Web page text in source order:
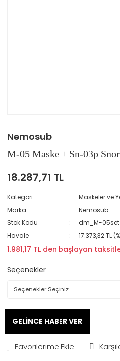
Nemosub
M-05 Maske + Sn-03p
18.287,71 TL
Kategori
Maskeler ve
Marka
Nemosub
Stok Kodu
dm_M-05set
Havale
17.373,32 TL
1.981,17 TL den başlayan
Seçenekler
GELİNCE HABER VER